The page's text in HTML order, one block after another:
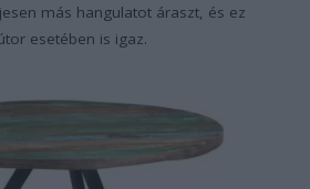
más hangulatot áraszt, és ez
esetében is igaz.